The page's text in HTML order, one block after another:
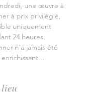
une œuvre à
à prix privilégié,
uniquement
24 heures.
n'a jamais été
enrichissant...